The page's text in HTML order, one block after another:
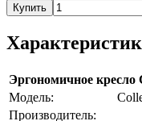
Купить
Эргономичное кресло
Модель:
Производитель: